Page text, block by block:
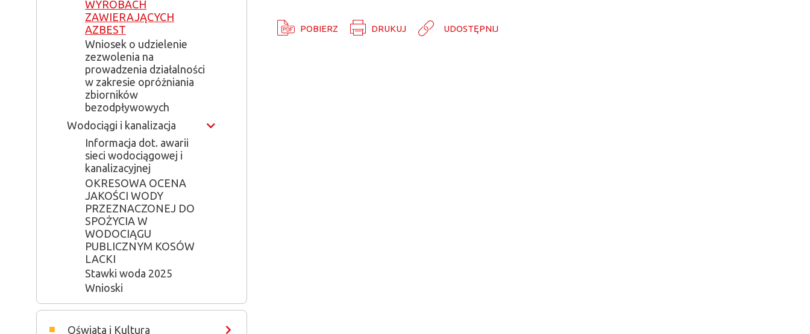
WYROBACH
ZAWIERAJĄCYCH
AZBEST
Wniosek o udzielenie
zezwolenia na
prowadzenia działalności
w zakresie opróżniania
zbiorników
bezodpływowych
Wodociągi i kanalizacja
Informacja dot. awarii
sieci wodociągowej i
kanalizacyjnej
OKRESOWA OCENA
JAKOŚCI WODY
PRZEZNACZONEJ DO
SPOŻYCIA W
WODOCIĄGU
PUBLICZNYM KOSÓW
LACKI
Stawki woda 2025
Wnioski
Oświata i Kultura
POBIERZ DRUKUJ